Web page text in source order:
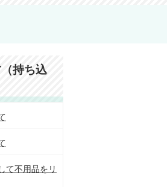
持ち込
て不用品をリ